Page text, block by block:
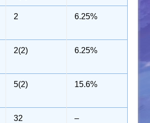
2 6.25%
2(2) 6.25%
5(2) 15.6%
32 –